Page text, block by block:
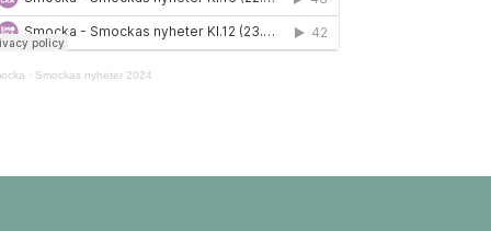
· Smockas nyheter 2024